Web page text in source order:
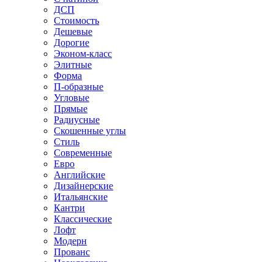
ДСП
Стоимость
Дешевые
Дорогие
Эконом-класс
Элитные
Форма
П-образные
Угловые
Прямые
Радиусные
Скошенные углы
Стиль
Современные
Евро
Английские
Дизайнерские
Итальянские
Кантри
Классические
Лофт
Модерн
Прованс